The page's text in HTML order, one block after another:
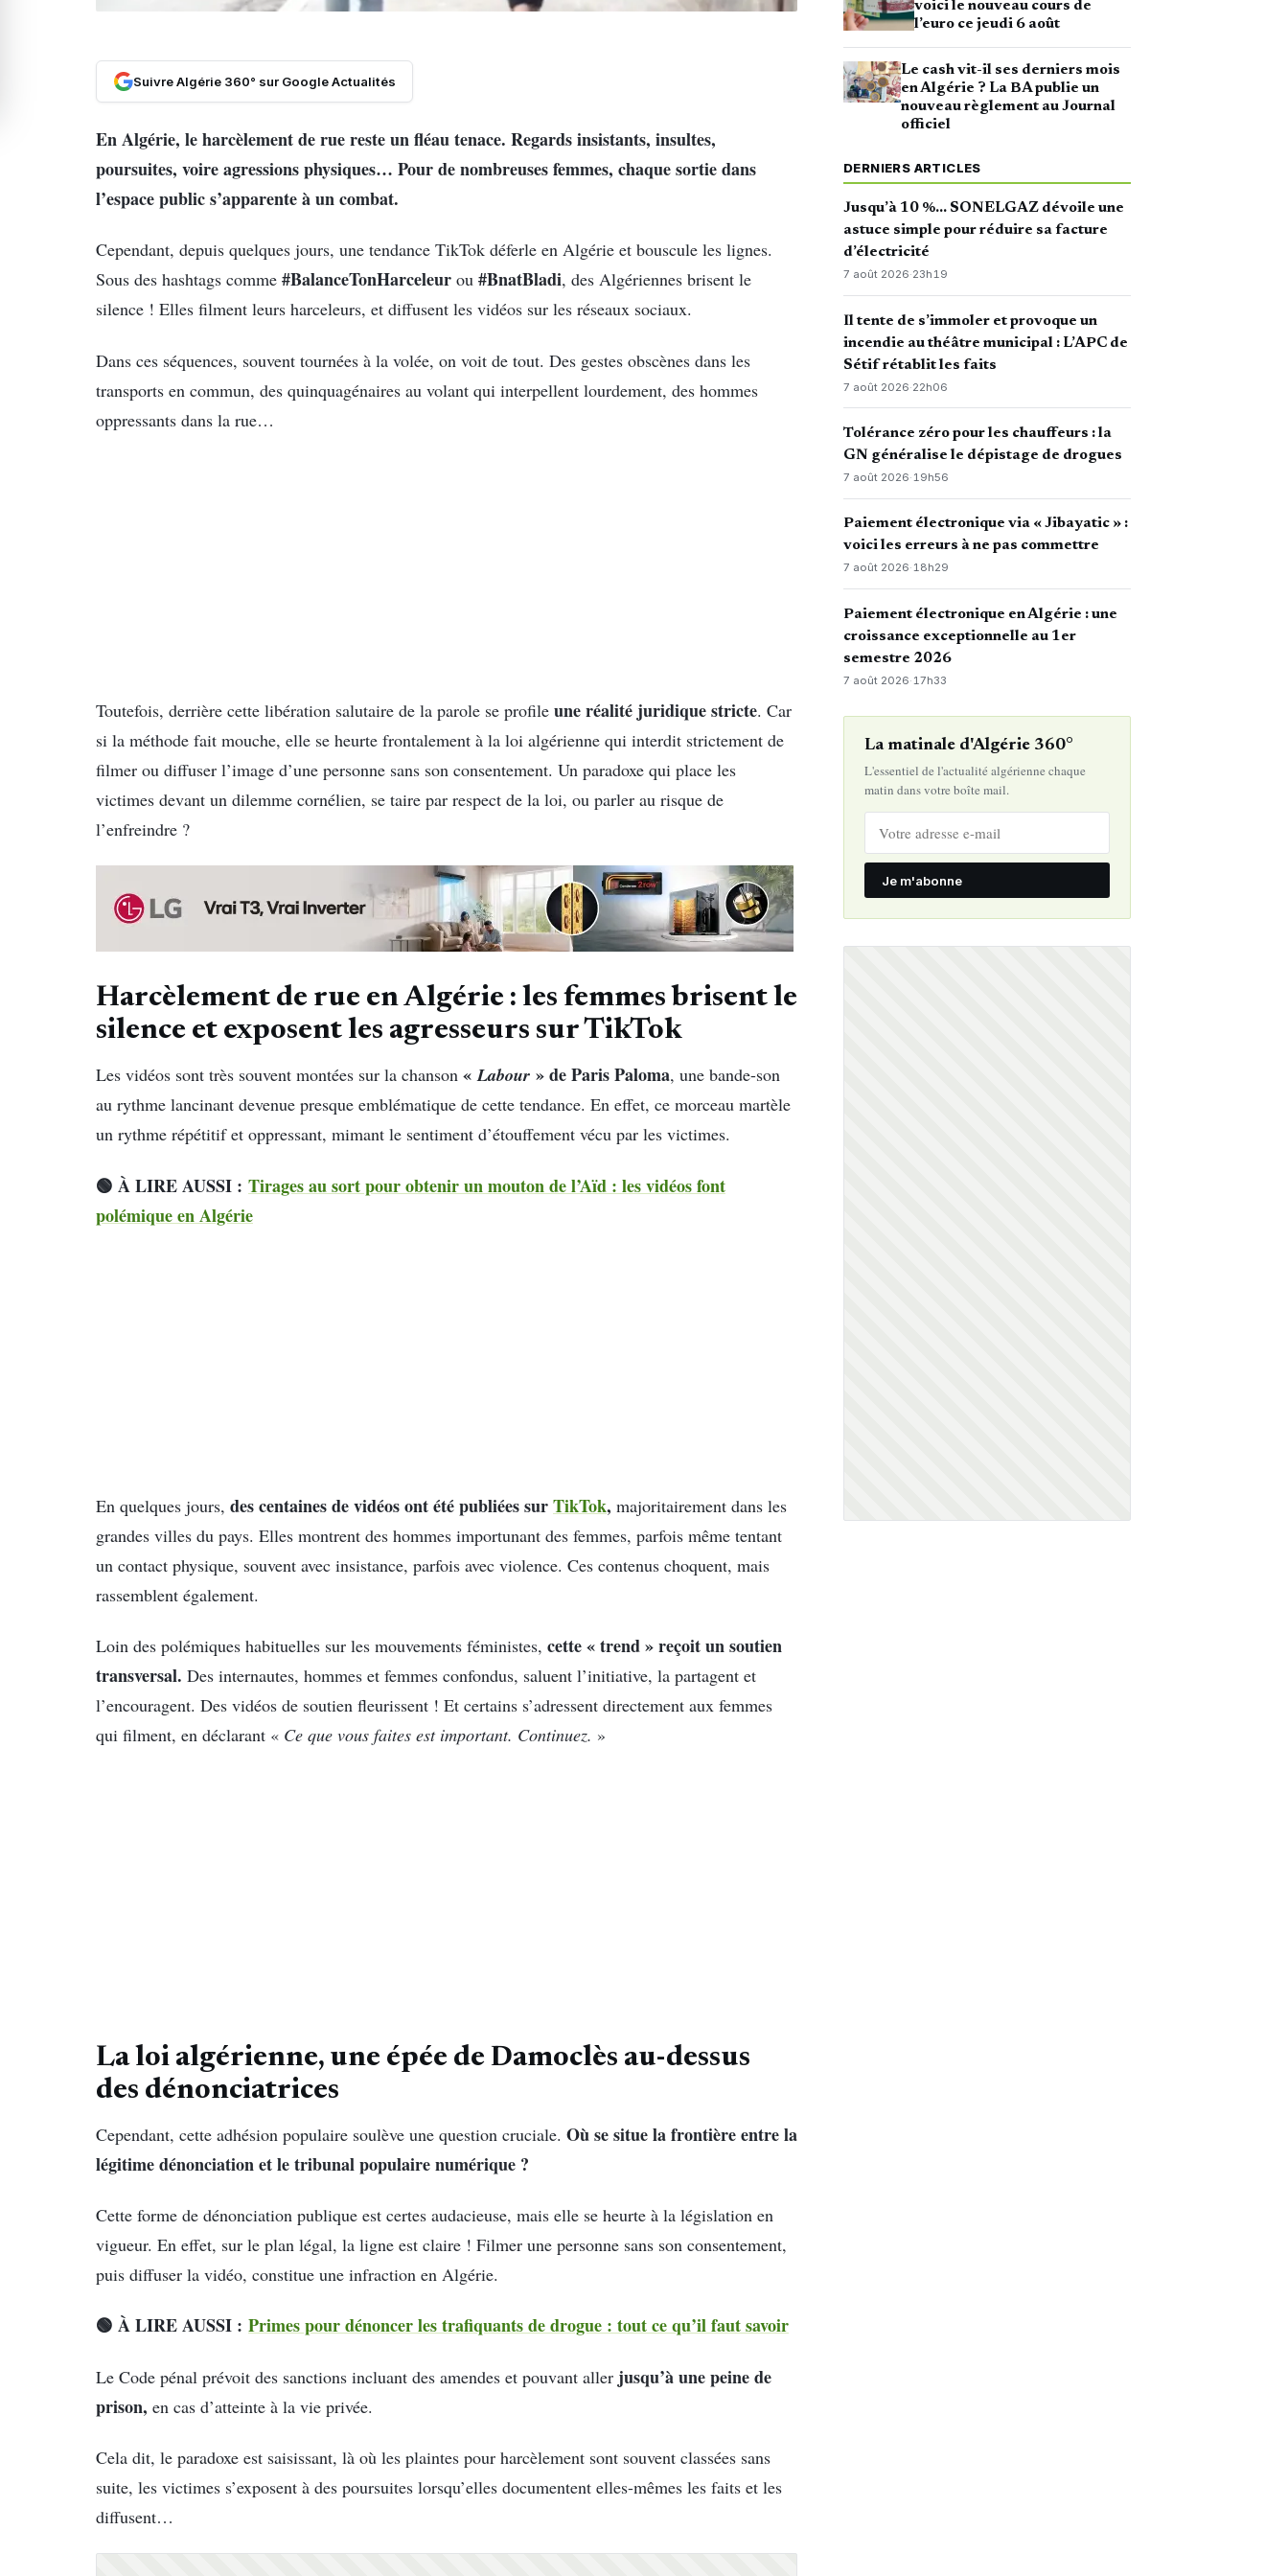
Suivre Algérie 360° sur Google Actualités
En Algérie, le harcèlement de rue reste un fléau tenace. Regards insistants, insultes,
poursuites, voire agressions physiques… Pour de nombreuses femmes, chaque sortie dans
l’espace public s’apparente à un combat.
Cependant, depuis quelques jours, une tendance TikTok déferle en Algérie et bouscule les lignes.
Sous des hashtags comme #BalanceTonHarceleur ou #BnatBladi, des Algériennes brisent le
silence ! Elles filment leurs harceleurs, et diffusent les vidéos sur les réseaux sociaux.
Dans ces séquences, souvent tournées à la volée, on voit de tout. Des gestes obscènes dans les
transports en commun, des quinquagénaires au volant qui interpellent lourdement, des hommes
oppressants dans la rue…
Toutefois, derrière cette libération salutaire de la parole se profile une réalité juridique stricte. Car
si la méthode fait mouche, elle se heurte frontalement à la loi algérienne qui interdit strictement de
filmer ou diffuser l’image d’une personne sans son consentement. Un paradoxe qui place les
victimes devant un dilemme cornélien, se taire par respect de la loi, ou parler au risque de
l’enfreindre ?
Harcèlement de rue en Algérie : les femmes brisent le
silence et exposent les agresseurs sur TikTok
Les vidéos sont très souvent montées sur la chanson «Labour » de Paris Paloma, une bande-son
au rythme lancinant devenue presque emblématique de cette tendance. En effet, ce morceau martèle
un rythme répétitif et oppressant, mimant le sentiment d’étouffement vécu par les victimes.
🟢 À LIRE AUSSI : Tirages au sort pour obtenir un mouton de l’Aïd : les vidéos font
polémique en Algérie
En quelques jours, des centaines de vidéos ont été publiées surTikTok, majoritairement dans les
grandes villes du pays. Elles montrent des hommes importunant des femmes, parfois même tentant
un contact physique, souvent avec insistance, parfois avec violence. Ces contenus choquent, mais
rassemblent également.
Loin des polémiques habituelles sur les mouvements féministes, cette « trend » reçoit un soutien
transversal. Des internautes, hommes et femmes confondus, saluent l’initiative, la partagent et
l’encouragent. Des vidéos de soutien fleurissent ! Et certains s’adressent directement aux femmes
qui filment, en déclarant « Ce que vous faites est important. Continuez. »
La loi algérienne, une épée de Damoclès au-dessus
des dénonciatrices
Cependant, cette adhésion populaire soulève une question cruciale. Où se situe la frontière entre la
légitime dénonciation et le tribunal populaire numérique ?
Cette forme de dénonciation publique est certes audacieuse, mais elle se heurte à la législation en
vigueur. En effet, sur le plan légal, la ligne est claire ! Filmer une personne sans son consentement,
puis diffuser la vidéo, constitue une infraction en Algérie.
🟢 À LIRE AUSSI : Primes pour dénoncer les trafiquants de drogue : tout ce qu’il faut savoir
Le Code pénal prévoit des sanctions incluant des amendes et pouvant aller jusqu’à une peine de
prison, en cas d’atteinte à la vie privée.
Cela dit, le paradoxe est saisissant, là où les plaintes pour harcèlement sont souvent classées sans
suite, les victimes s’exposent à des poursuites lorsqu’elles documentent elles-mêmes les faits et les
diffusent…
voici le nouveau cours de
l’euro ce jeudi 6 août
Le cash vit-il ses derniers mois
en Algérie ? La BA publie un
nouveau règlement au Journal
officiel
DERNIERS ARTICLES
Jusqu’à 10 %… SONELGAZ dévoile une
astuce simple pour réduire sa facture
d’électricité
7 août 2026·23h19
Il tente de s’immoler et provoque un
incendie au théâtre municipal : L’APC de
Sétif rétablit les faits
7 août 2026·22h06
Tolérance zéro pour les chauffeurs : la
GN généralise le dépistage de drogues
7 août 2026·19h56
Paiement électronique via « Jibayatic » :
voici les erreurs à ne pas commettre
7 août 2026·18h29
Paiement électronique en Algérie : une
croissance exceptionnelle au 1er
semestre 2026
7 août 2026· 17h33
La matinale d'Algérie 360°
L'essentiel de l'actualité algérienne chaque
matin dans votre boîte mail.
Je m'abonne